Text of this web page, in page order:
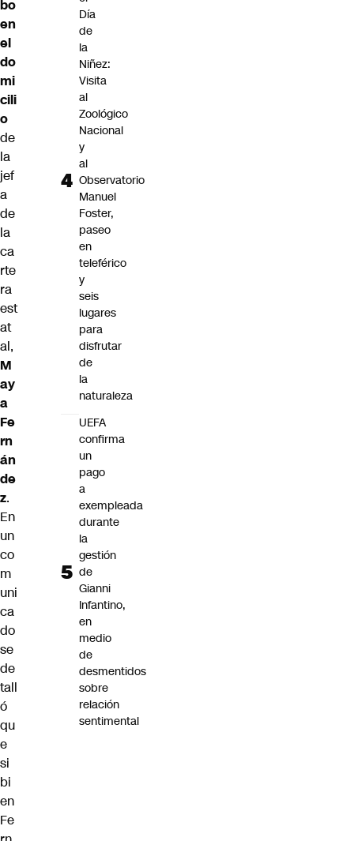
bo
en
el
do
mi
cili
o
de
la
jef
a
de
la
ca
rte
ra
est
at
al,
M
ay
a
Fe
rn
án
de
z.
En
un
co
m
uni
ca
do
se
de
tall
ó
qu
e
si
bi
en
Fe
Día
de
la
Niñez:
Visita
al
Zoológico
Nacional
y
al
Observatorio
Manuel
Foster,
paseo
en
teleférico
y
seis
lugares
para
disfrutar
de
la
naturaleza
UEFA
confirma
un
pago
a
exempleada
durante
la
gestión
de
Gianni
Infantino,
en
medio
de
desmentidos
sobre
relación
sentimental